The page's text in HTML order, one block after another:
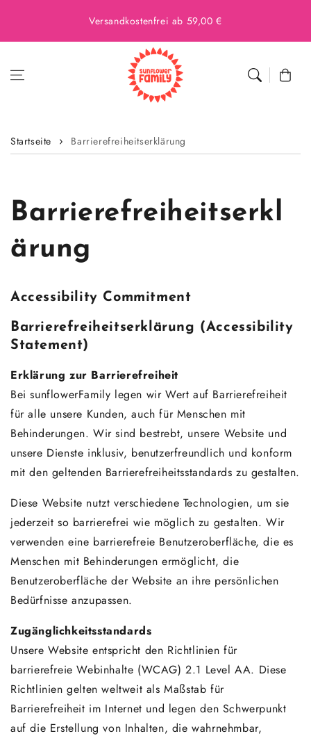
Versandkostenfrei ab 59,00 €
Startseite Barrierefreiheitserklärung
Barrierefreiheitserkl
ärung
Accessibility Commitment
Barrierefreiheitserklärung (Accessibility
Statement)
Erklärung zur Barrierefreiheit
Bei sunflowerFamily legen wir Wert auf Barrierefreiheit
für alle unsere Kunden, auch für Menschen mit
Behinderungen. Wir sind bestrebt, unsere Website und
unsere Dienste inklusiv, benutzerfreundlich und konform
mit den geltenden Barrierefreiheitsstandards zu gestalten.
Diese Website nutzt verschiedene Technologien, um sie
jederzeit so barrierefrei wie möglich zu gestalten. Wir
verwenden eine barrierefreie Benutzeroberfläche, die es
Menschen mit Behinderungen ermöglicht, die
Benutzeroberfläche der Website an ihre persönlichen
Bedürfnisse anzupassen.
Zugänglichkeitsstandards
Unsere Website entspricht den Richtlinien für
barrierefreie Webinhalte (WCAG) 2.1 Level AA. Diese
Richtlinien gelten weltweit als Maßstab für
Barrierefreiheit im Internet und legen den Schwerpunkt
auf die Erstellung von Inhalten, die wahrnehmbar,